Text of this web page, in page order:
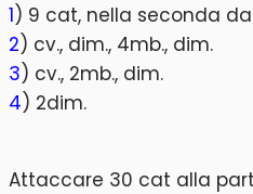
1) 9 cat, nella seconda
2) cv., dim., 4mb., dim.
3) cv., 2mb., dim.
4) 2dim.
Attaccare 30 cat alla